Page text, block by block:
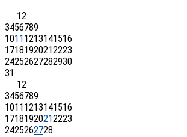
12
3456789
10111213141516
17181920212223
24252627282930
31
12
3456789
10111213141516
17181920212223
2425262728